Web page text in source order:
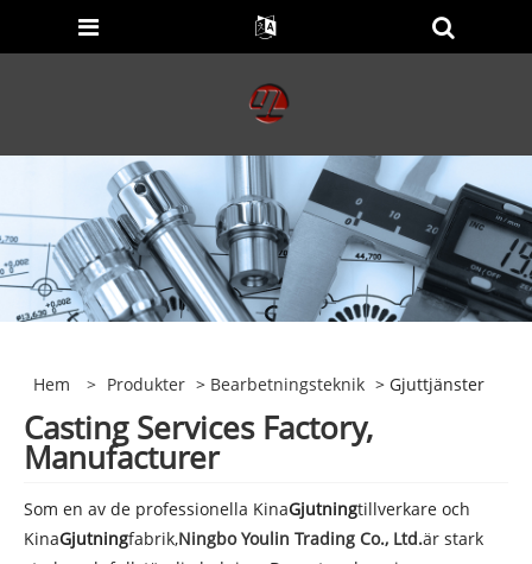
Hem > Produkter > Bearbetningsteknik > Gjuttjänster
Casting Services Factory,
Manufacturer
Som en av de professionella KinaGjutningtillverkare och
KinaGjutningfabrik,Ningbo Youlin Trading Co., Ltd.är stark